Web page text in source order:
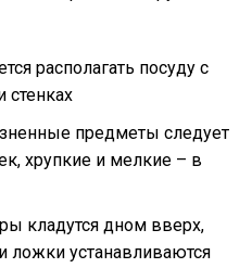
располагать посуду с
стенках
предметы следует
хрупкие и мелкие – в
кладутся дном вверх,
устанавливаются